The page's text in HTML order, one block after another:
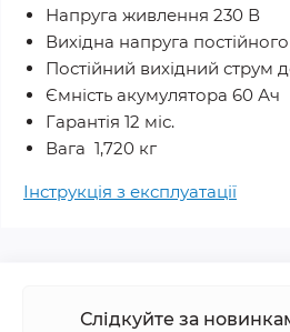
Напруга живлення 230 В
Вихідна напруга
Постійний вихідний струм
Ємність акумулятора 60 Ач
Гарантія 12 міс.
Вага 1,720 кг
Інструкція з експлуатації
Слідкуйте за